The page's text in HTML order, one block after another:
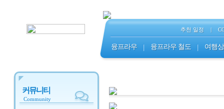
추천 일정 |
융프라우 | 융프라우 철도 | 여행
커뮤니티
Community